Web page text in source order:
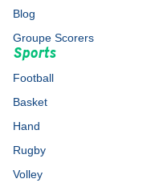
Blog
Groupe Scorers
Sports
Football
Basket
Hand
Rugby
Volley